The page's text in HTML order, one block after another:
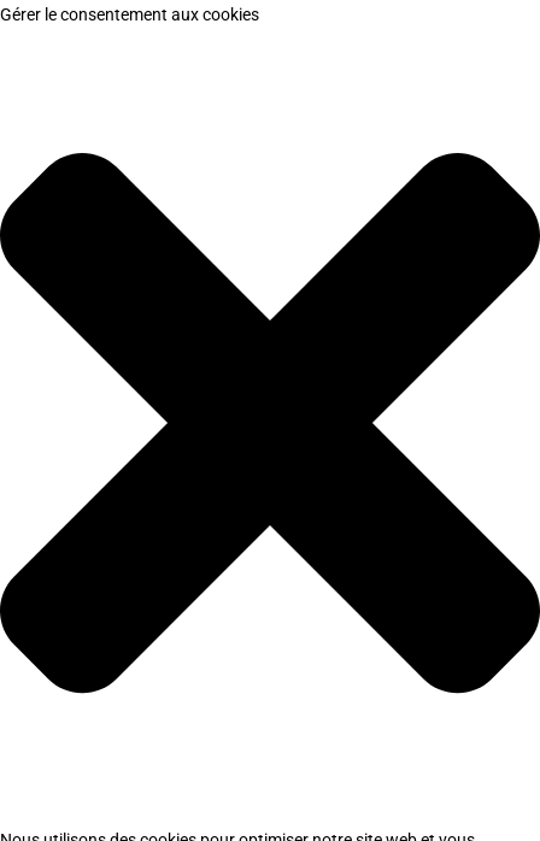
Gérer le consentement aux cookies